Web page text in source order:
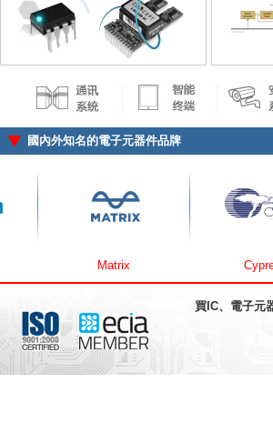
國內外知名的電子元器件品牌
Matrix Cypress
買IC、電子元